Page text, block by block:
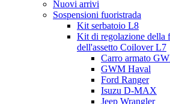
Nuovi arrivi
Sospensioni fuoristrada
Kit serbatoio L8
Kit di regolazione della
dell'assetto Coilover L7
Carro armato
GWM Haval
Ford Ranger
Isuzu D-MAX
Jeep Wrangler